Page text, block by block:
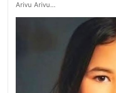
Arivu Arivu…